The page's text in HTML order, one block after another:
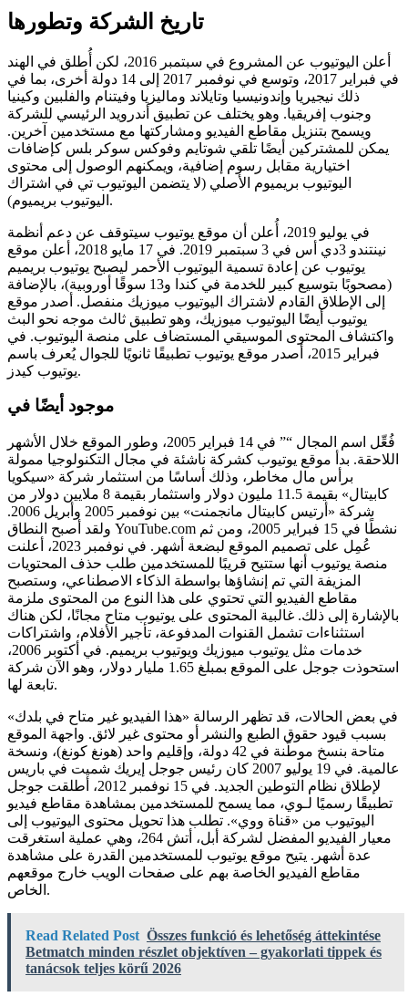
تاريخ الشركة وتطورها
أعلن اليوتيوب عن المشروع في سبتمبر 2016، لكن أُطلق في الهند
في فبراير 2017، وتوسع في نوفمبر 2017 إلى 14 دولة أخرى، بما في
ذلك نيجيريا وإندونيسيا وتايلاند وماليزيا وفيتنام والفلبين وكينيا
وجنوب إفريقيا. وهو يختلف عن تطبيق أندرويد الرئيسي للشركة
ويسمح بتنزيل مقاطع الفيديو ومشاركتها مع مستخدمين آخرين.
يمكن للمشتركين أيضًا تلقي شوتايم وفوكس سوكر بلس كإضافات
اختيارية مقابل رسوم إضافية، ويمكنهم الوصول إلى محتوى
اليوتيوب بريميوم الأصلي (لا يتضمن اليوتيوب تي في اشتراك
اليوتيوب بريميوم).
في يوليو 2019، أُعلن أن موقع يوتيوب سيتوقف عن دعم أنظمة
نينتندو 3دي أس في 3 سبتمبر 2019. في 17 مايو 2018، أعلن موقع
يوتيوب عن إعادة تسمية اليوتيوب الأحمر ليصبح يوتيوب بريميم
(مصحوبًا بتوسيع كبير للخدمة في كندا و13 سوقًا أوروبية)، بالإضافة
إلى الإطلاق القادم لاشتراك اليوتيوب ميوزيك منفصل. أصدر موقع
يوتيوب أيضًا اليوتيوب ميوزيك، وهو تطبيق ثالث موجه نحو البث
واكتشاف المحتوى الموسيقي المستضاف على منصة اليوتيوب. في
فبراير 2015، أصدر موقع يوتيوب تطبيقًا ثانويًا للجوال يُعرف باسم
يوتيوب كيدز.
موجود أيضًا في
فُعِّل اسم المجال “” في 14 فبراير 2005، وطور الموقع خلال الأشهر
اللاحقة. بدأ موقع يوتيوب كشركة ناشئة في مجال التكنولوجيا ممولة
برأس مال مخاطر، وذلك أساسًا من استثمار شركة «سيكويا
كابيتال» بقيمة 11.5 مليون دولار واستثمار بقيمة 8 ملايين دولار من
شركة «أرتيس كابيتال مانجمنت» بين نوفمبر 2005 وأبريل 2006.
ولقد أصبح النطاق YouTube.com نشطًا في 15 فبراير 2005، ومن ثم
عُمِل على تصميم الموقع لبضعة أشهر. في نوفمبر 2023، أعلنت
منصة يوتيوب أنها ستتيح قريبًا للمستخدمين طلب حذف المحتويات
المزيفة التي تم إنشاؤها بواسطة الذكاء الاصطناعي، وستصبح
مقاطع الفيديو التي تحتوي على هذا النوع من المحتوى ملزمة
بالإشارة إلى ذلك. غالبية المحتوى على يوتيوب متاح مجانًا، لكن هناك
استثناءات تشمل القنوات المدفوعة، تأجير الأفلام، واشتراكات
خدمات مثل يوتيوب ميوزيك ويوتيوب بريميم. في أكتوبر 2006،
استحوذت جوجل على الموقع بمبلغ 1.65 مليار دولار، وهو الآن شركة
تابعة لها.
في بعض الحالات، قد تظهر الرسالة «هذا الفيديو غير متاح في بلدك»
بسبب قيود حقوق الطبع والنشر أو محتوى غير لائق. واجهة الموقع
متاحة بنسخ موطّنة في 42 دولة، وإقليم واحد (هونغ كونغ)، ونسخة
عالمية. في 19 يوليو 2007 كان رئيس جوجل إيريك شميت في باريس
لإطلاق نظام التوطين الجديد. في 15 نوفمبر 2012، أطلقت جوجل
تطبيقًا رسميًا لـوي، مما يسمح للمستخدمين بمشاهدة مقاطع فيديو
اليوتيوب من «قناة ووي». تطلب هذا تحويل محتوى اليوتيوب إلى
معيار الفيديو المفضل لشركة أبل، أتش 264، وهي عملية استغرقت
عدة أشهر. يتيح موقع يوتيوب للمستخدمين القدرة على مشاهدة
مقاطع الفيديو الخاصة بهم على صفحات الويب خارج موقعهم
الخاص.
Read Related Post Összes funkció és lehetőség áttekintése
Betmatch minden részlet objektíven – gyakorlati tippek és
tanácsok teljes körű 2026